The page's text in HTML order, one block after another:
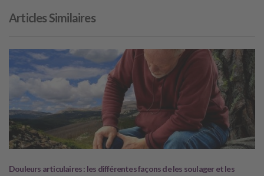
Articles Similaires
Douleurs articulaires : les différentes façons de les soulager et les